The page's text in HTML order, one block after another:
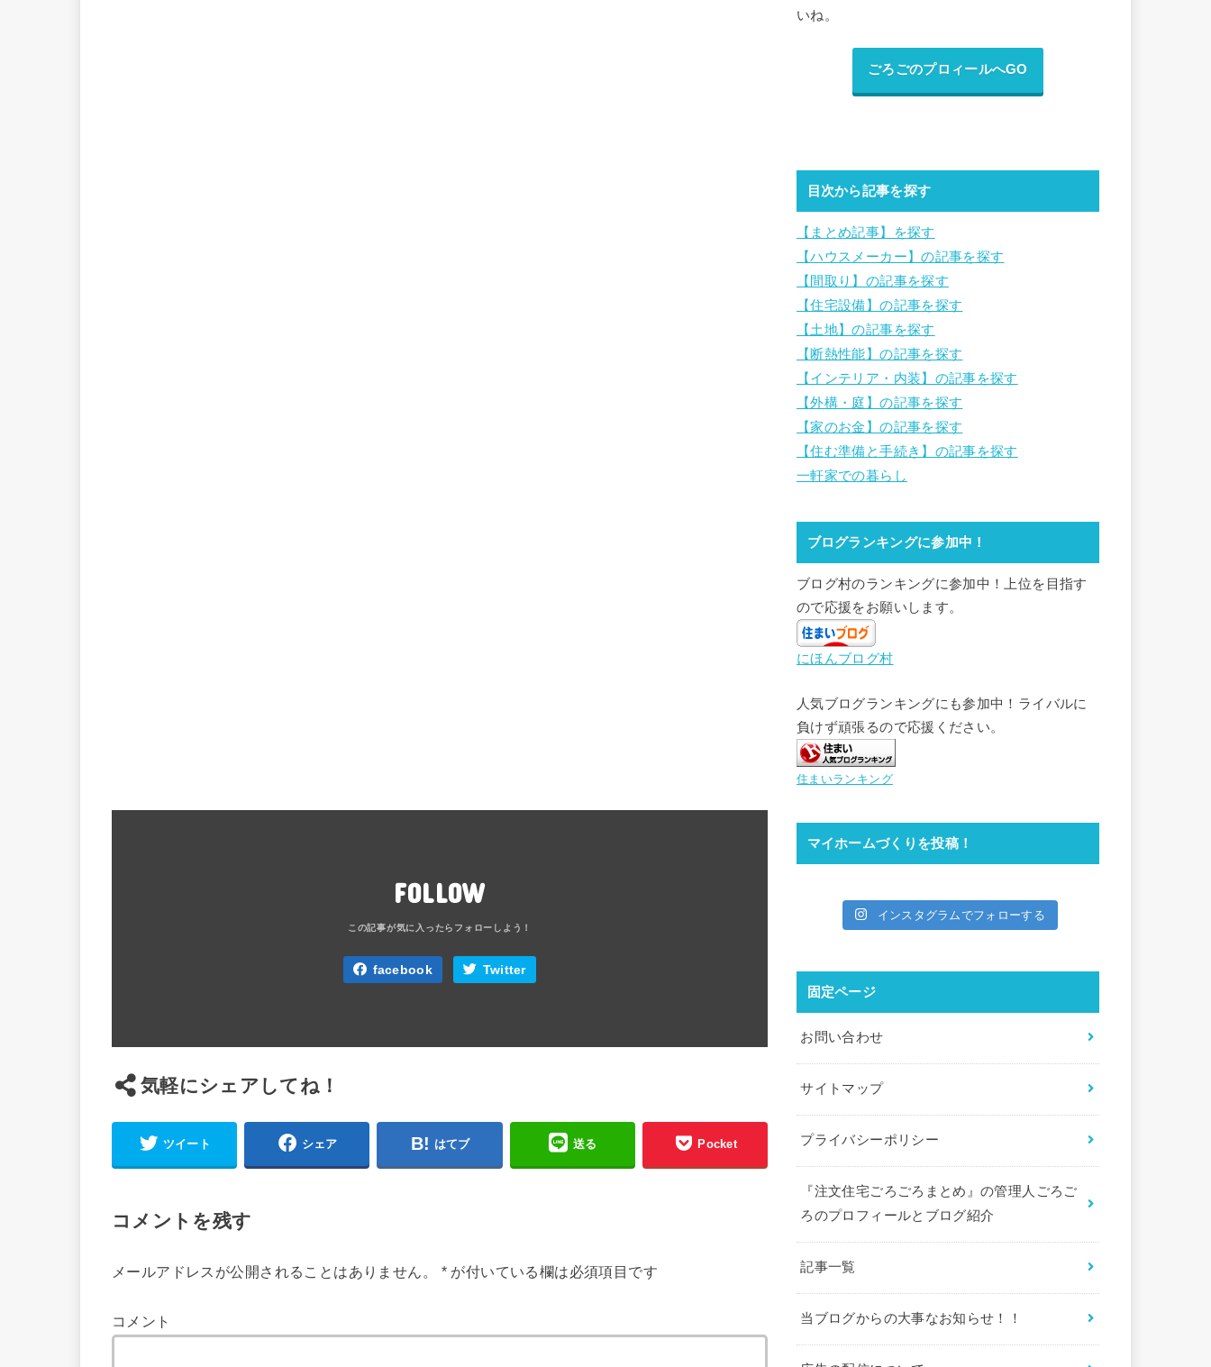
FOLLOW
facebook Twitter
気軽にシェアしてね！
ツイート シェア はてブ 送る Pocket
コメントを残す
メールアドレスが公開されることはありません。 *が付いている欄は必須項目です
コメント
いね。
ごろごのプロィールへGO
目次から記事を探す
【まとめ記事】を探す
【ハウスメーカー】の記事を探す
【間取り】の記事を探す
【住宅設備】の記事を探す
【土地】の記事を探す
【断熱性能】の記事を探す
【インテリア・内装】の記事を探す
【外構・庭】の記事を探す
【家のお金】の記事を探す
【住む準備と手続き】の記事を探す
一軒家での暮らし
ブログランキングに参加中！
ブログ村のランキングに参加中！上位を目指す
ので応援をお願いします。
にほんブログ村
人気ブログランキングにも参加中！ライバルに
負けず頑張るので応援ください。
住まいランキング
マイホームづくりを投稿！
インスタグラムでフォローする
固定ページ
お問い合わせ
サイトマップ
プライバシーポリシー
『注文住宅ごろごろまとめ』の管理人ごろご
ろのプロフィールとブログ紹介
記事一覧
当ブログからの大事なお知らせ！！